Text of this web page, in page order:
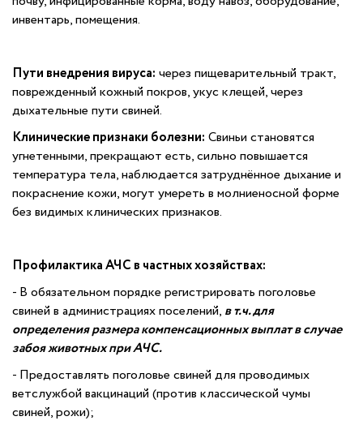
инвентарь, помещения.
Пути внедрения вируса: через пищеварительный тракт,
поврежденный кожный покров, укус клещей, через
дыхательные пути свиней.
Клинические признаки болезни: Свиньи становятся
угнетенными, прекращают есть, сильно повышается
температура тела, наблюдается затруднённое дыхание и
покраснение кожи, могут умереть в молниеносной форме
без видимых клинических признаков.
Профилактика АЧС в частных хозяйствах:
- В обязательном порядке регистрировать поголовье
свиней в администрациях поселений, в т.ч. для
определения размеракомпенсационных выплат в случае
забоя животных при АЧС.
- Предоставлять поголовье свиней для проводимых
ветслужбой вакцинаций (против классической чумы
свиней, рожи);